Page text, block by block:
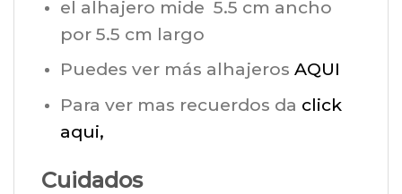
el alhajero mide 5.5 cm ancho
por 5.5 cm largo
Puedes ver más alhajeros AQUI
Para ver mas recuerdos da click
aqui,
Cuidados